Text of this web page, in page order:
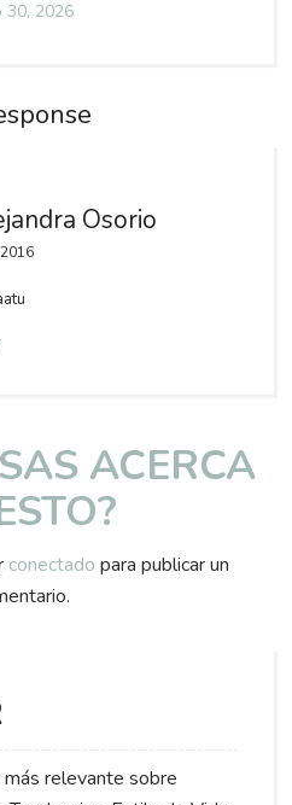
30, 2026
Osorio
ACERCA
conectado para publicar un
más relevante sobre